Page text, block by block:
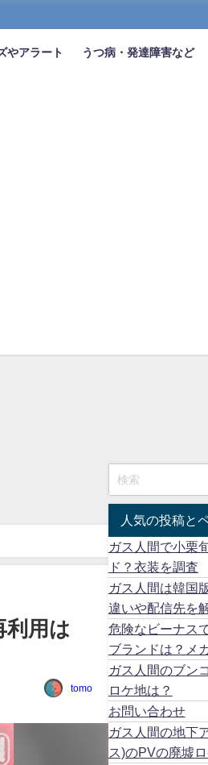
やアラート うつ病・発達障害など
利用は
tomo
人気の投稿と
ガス人間で小栗
ド？衣装を調査
ガス人間は韓国
違いや配信先を
危険なビーナス
ブランドは？メ
ガス人間のブン
ロケ地は？
お問い合わせ
ガス人間の地下
ス)のPVの廃墟